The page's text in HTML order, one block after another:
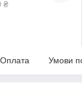
₴
Оплата Умови